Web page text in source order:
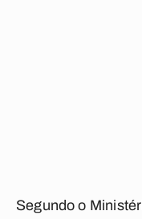
Segundo o